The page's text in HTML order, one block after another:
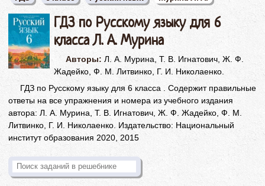
ГДЗ по Русскому языку для 6
класса Л. А. Мурина
Авторы: Л. А. Мурина, Т. В. Игнатович, Ж. Ф.
Жадейко, Ф. М. Литвинко, Г. И. Николаенко.
ГДЗ по Русскому языку для 6 класса . Содержит правильные
ответы на все упражнения и номера из учебного издания
автора: Л. А. Мурина, Т. В. Игнатович, Ж. Ф. Жадейко, Ф. М.
Литвинко, Г. И. Николаенко. Издательство: Национальный
институт образования 2020, 2015